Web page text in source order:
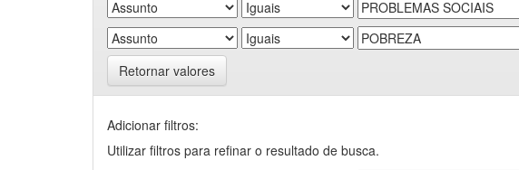
Retornar valores
Adicionar filtros:
Utilizar filtros para refinar o resultado de busca.